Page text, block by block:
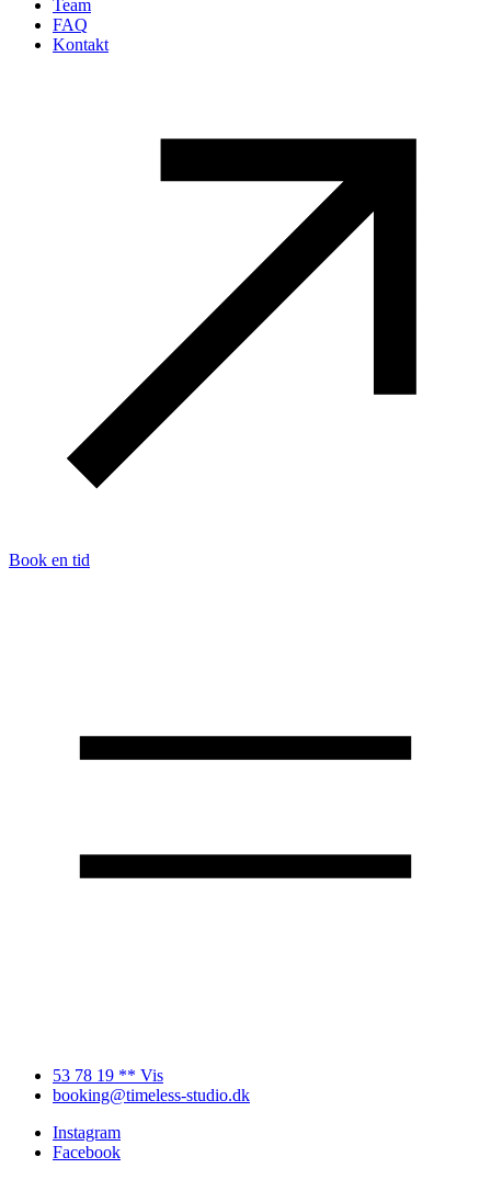
Team
FAQ
Kontakt
Book en tid
53 78 19 ** Vis
booking@timeless-studio.dk
Instagram
Facebook